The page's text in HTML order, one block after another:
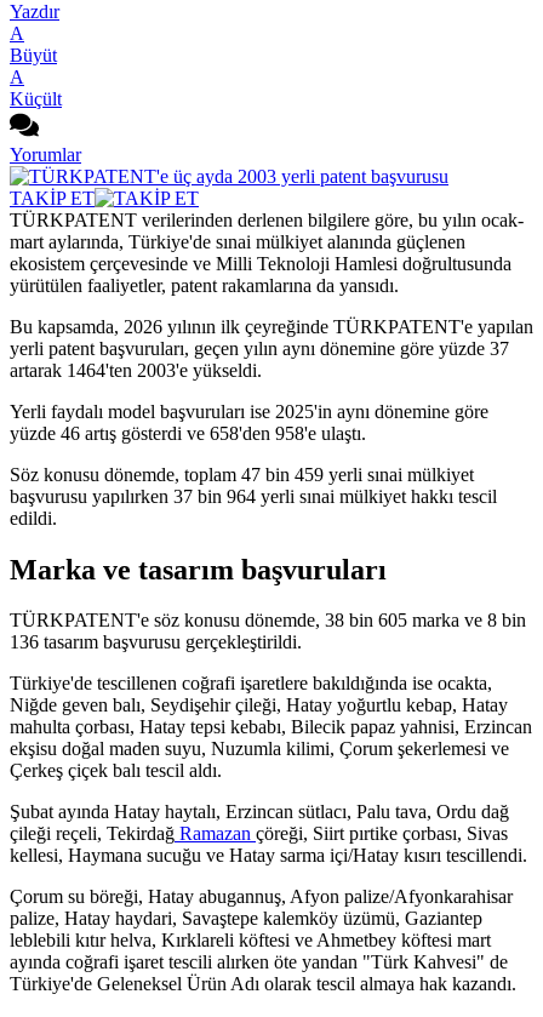
Yazdır
A
Büyüt
A
Küçült
Yorumlar
TAKİP ET
TÜRKPATENT verilerinden derlenen bilgilere göre, bu yılın ocak-
mart aylarında, Türkiye'de sınai mülkiyet alanında güçlenen
ekosistem çerçevesinde ve Milli Teknoloji Hamlesi doğrultusunda
yürütülen faaliyetler, patent rakamlarına da yansıdı.
Bu kapsamda, 2026 yılının ilk çeyreğinde TÜRKPATENT'e yapılan
yerli patent başvuruları, geçen yılın aynı dönemine göre yüzde 37
artarak 1464'ten 2003'e yükseldi.
Yerli faydalı model başvuruları ise 2025'in aynı dönemine göre
yüzde 46 artış gösterdi ve 658'den 958'e ulaştı.
Söz konusu dönemde, toplam 47 bin 459 yerli sınai mülkiyet
başvurusu yapılırken 37 bin 964 yerli sınai mülkiyet hakkı tescil
edildi.
Marka ve tasarım başvuruları
TÜRKPATENT'e söz konusu dönemde, 38 bin 605 marka ve 8 bin
136 tasarım başvurusu gerçekleştirildi.
Türkiye'de tescillenen coğrafi işaretlere bakıldığında ise ocakta,
Niğde geven balı, Seydişehir çileği, Hatay yoğurtlu kebap, Hatay
mahulta çorbası, Hatay tepsi kebabı, Bilecik papaz yahnisi, Erzincan
ekşisu doğal maden suyu, Nuzumla kilimi, Çorum şekerlemesi ve
Çerkeş çiçek balı tescil aldı.
Şubat ayında Hatay haytalı, Erzincan sütlacı, Palu tava, Ordu dağ
çileği reçeli, Tekirdağ Ramazan çöreği, Siirt pırtike çorbası, Sivas
kellesi, Haymana sucuğu ve Hatay sarma içi/Hatay kısırı tescillendi.
Çorum su böreği, Hatay abugannuş, Afyon palize/Afyonkarahisar
palize, Hatay haydari, Savaştepe kalemköy üzümü, Gaziantep
leblebili kıtır helva, Kırklareli köftesi ve Ahmetbey köftesi mart
ayında coğrafi işaret tescili alırken öte yandan "Türk Kahvesi" de
Türkiye'de Geleneksel Ürün Adı olarak tescil almaya hak kazandı.